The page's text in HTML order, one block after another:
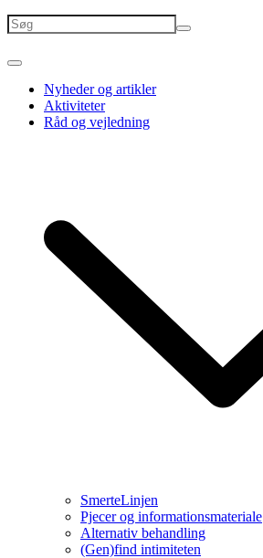
Nyheder og artikler
Aktiviteter
Råd og vejledning
SmerteLinjen
Pjecer og informationsmateriale
Alternativ behandling
(Gen)find intimiteten